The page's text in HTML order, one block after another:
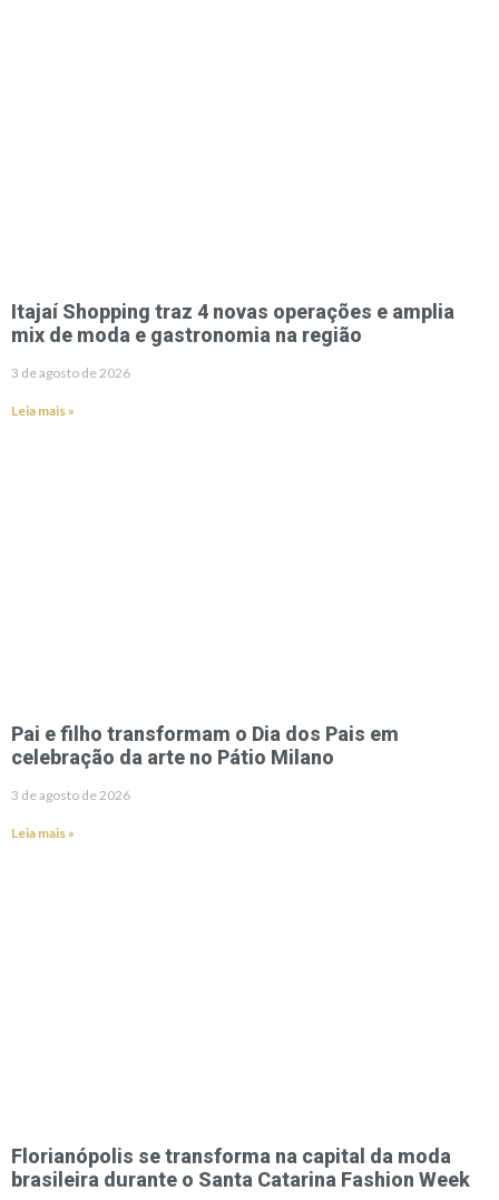
Itajaí Shopping traz 4 novas operações e amplia
mix de moda e gastronomia na região
3 de agosto de 2026
Leia mais »
Pai e filho transformam o Dia dos Pais em
celebração da arte no Pátio Milano
3 de agosto de 2026
Leia mais »
Florianópolis se transforma na capital da moda
brasileira durante o Santa Catarina Fashion Week